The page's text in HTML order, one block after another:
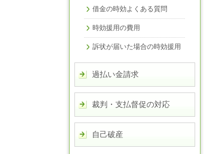
借金の時効よくある質問
時効援用の費用
訴状が届いた場合の時効援用
過払い金請求
裁判・支払督促の対応
自己破産